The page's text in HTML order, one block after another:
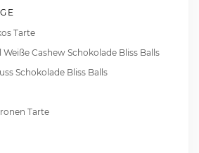
Tarte
Cashew Schokolade Bliss Balls
Schokolade Bliss Balls
Tarte